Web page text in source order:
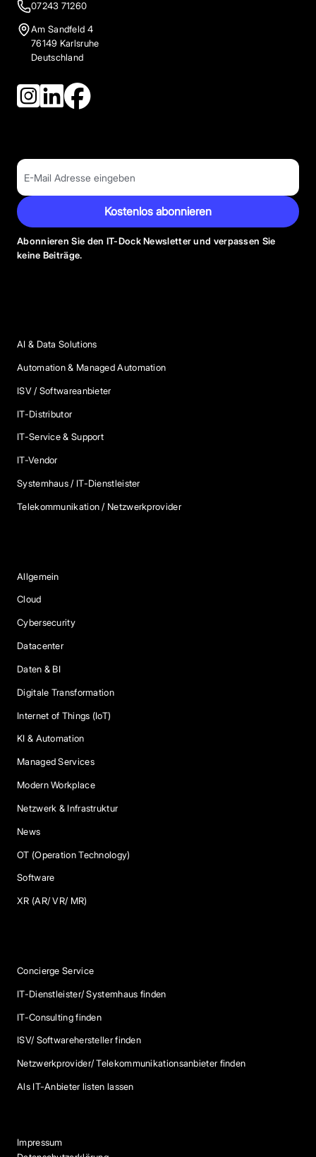
07243 71260
Am Sandfeld 4
76149 Karlsruhe
Deutschland
Kostenlos abonnieren
Abonnieren Sie den IT-Dock Newsletter und verpassen Sie
keine Beiträge.
AI & Data Solutions
Automation & Managed Automation
ISV / Softwareanbieter
IT-Distributor
IT-Service & Support
IT-Vendor
Systemhaus / IT-Dienstleister
Telekommunikation / Netzwerkprovider
Allgemein
Cloud
Cybersecurity
Datacenter
Daten & BI
Digitale Transformation
Internet of Things (IoT)
KI & Automation
Managed Services
Modern Workplace
Netzwerk & Infrastruktur
News
OT (Operation Technology)
Software
XR (AR/ VR/ MR)
Concierge Service
IT-Dienstleister/ Systemhaus finden
IT-Consulting finden
ISV/ Softwarehersteller finden
Netzwerkprovider/ Telekommunikationsanbieter finden
Als IT-Anbieter listen lassen
Impressum